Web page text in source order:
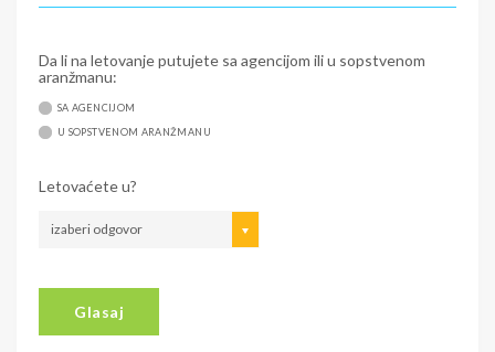
Da li na letovanje putujete sa agencijom ili u sopstvenom
aranžmanu:
SA AGENCIJOM
U SOPSTVENOM ARANŽMANU
Letovaćete u?
izaberi odgovor
Glasaj